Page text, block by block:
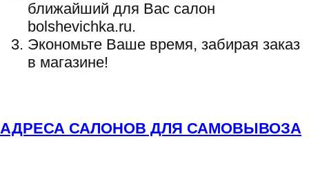
ближайший для Вас салон
bolshevichka.ru.
Экономьте Ваше время, забирая заказ
в магазине!
АДРЕСА САЛОНОВ ДЛЯ САМОВЫВОЗА